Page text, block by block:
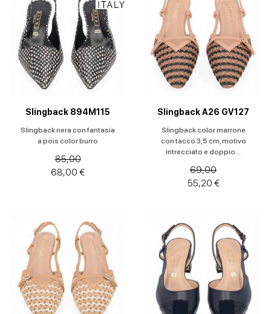
Slingback 894M115
Slingback nera con fantasia
a pois color burro
85,00
68,00 €
Slingback A26 GV127
Slingback color marrone
con tacco 3,5 cm, motivo
intrecciato e doppio...
69,00
55,20 €
Sneakers
Stivaletti
stivaletti
Texani
Zeppe
Taglia
Colore